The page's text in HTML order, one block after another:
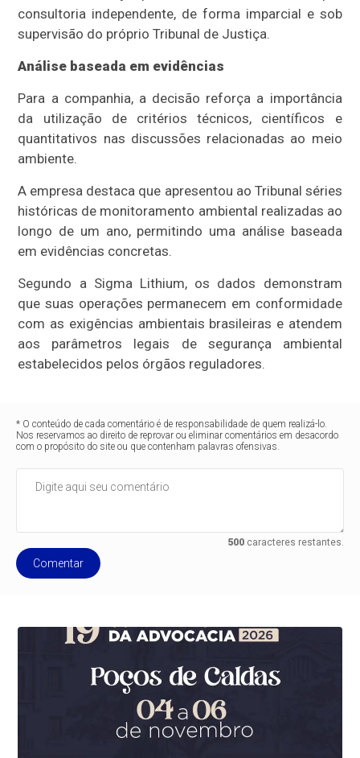
consultoria independente, de forma imparcial e sob
supervisão do próprio Tribunal de Justiça.
Análise baseada em evidências
Para a companhia, a decisão reforça a importância
da utilização de critérios técnicos, científicos e
quantitativos nas discussões relacionadas ao meio
ambiente.
A empresa destaca que apresentou ao Tribunal séries
históricas de monitoramento ambiental realizadas ao
longo de um ano, permitindo uma análise baseada
em evidências concretas.
Segundo a Sigma Lithium, os dados demonstram
que suas operações permanecem em conformidade
com as exigências ambientais brasileiras e atendem
aos parâmetros legais de segurança ambiental
estabelecidos pelos órgãos reguladores.
* O conteúdo de cada comentário é de responsabilidade de quem realizá-lo.
Nos reservamos ao direito de reprovar ou eliminar comentários em desacordo
com o propósito do site ou que contenham palavras ofensivas.
500caracteres restantes.
Comentar